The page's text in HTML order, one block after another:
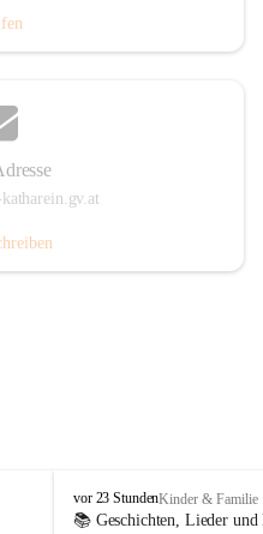
T
r
vor 23 StundenKinder & Familie
📚 Geschichten, Lieder und